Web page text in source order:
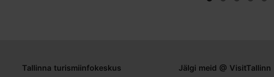
Tallinna turismiinfokeskus Jälgi meid @ VisitTallinn